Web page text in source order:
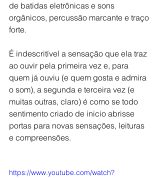
de batidas eletrônicas e sons
orgânicos, percussão marcante e traço
forte.
É indescritível a sensação que ela traz
ao ouvir pela primeira vez e, para
quem já ouviu (e quem gosta e admira
o som), a segunda e terceira vez (e
muitas outras, claro) é como se todo
sentimento criado de inicio abrisse
portas para novas sensações, leituras
e compreensões.
https://www.youtube.com/watch?